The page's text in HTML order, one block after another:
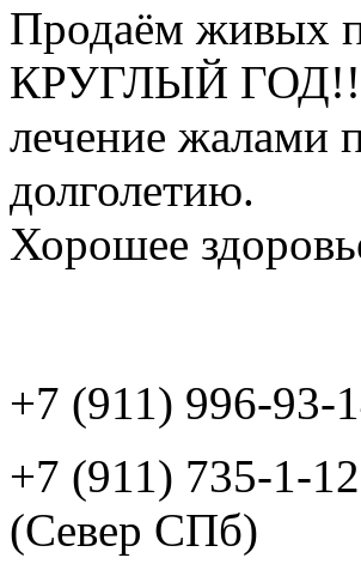
Продаём живых
КРУГЛЫЙ ГОД!!!
лечение жалами
долголетию.
Хорошее
+7 (911) 996-
+7 (911) 735-1-
(Север СПб)